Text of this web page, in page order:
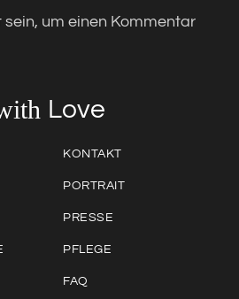
sein, um einen Kommentar
Love
KONTAKT
PORTRAIT
PRESSE
PFLEGE
FAQ